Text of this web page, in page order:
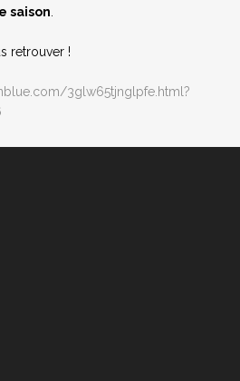
saison
retrouver !
3glw65tjnglpfe.html?